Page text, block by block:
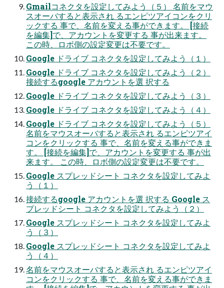
Gmailコネクタを設定してみよう（５） 名前をマウ
スオーバすると表示され るエンピツアイコンをクリ
ックする 事で、名前を変える事ができます。 [接続
を編集]で、アカウントを変更する 事が出来ます。
この時、ロボ側の設定変更は不要です。
Google ドライブ コネクタを設定してみよう（１）
Google ドライブ コネクタを設定してみよう（２）
接続するgoogle アカウントを選 択する
Google ドライブ コネクタを設定してみよう（３）
Google ドライブ コネクタを設定してみよう（４）
Google ドライブ コネクタを設定してみよう（５）
名前をマウスオーバすると表示され るエンピツアイ
コンをクリックする 事で、名前を変える事ができま
す。 [接続を編集]で、アカウントを変更する 事が出
来ます。 この時、ロボ側の設定変更は不要です。
Google スプレッドシート コネクタを設定してみよ
う（１）
接続するgoogle アカウントを選 択する Google ス
プレッドシート コネクタを設定してみよう（２）
Google スプレッドシート コネクタを設定してみよ
う（３）
Google スプレッドシート コネクタを設定してみよ
う（４）
名前をマウスオーバすると表示され るエンピツアイ
コンをクリックする 事で、名前を変える事ができま